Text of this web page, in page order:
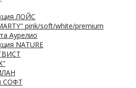
ЛОЙС
pink/soft/white/premium
Аурелио
NATURE
СОФТ